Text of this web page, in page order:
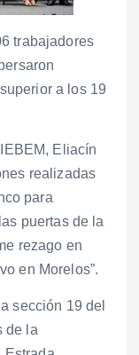
trabajadores
a los 19
Eliacín
realizadas
para
puertas de la
rezago en
en Morelos”.
sección 19 del
de la